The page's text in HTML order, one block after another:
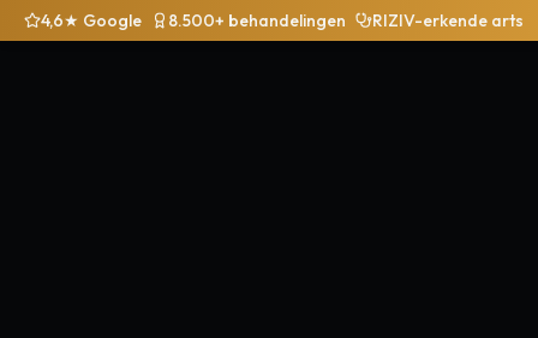
4,6★ Google 8.500+ behandelingen RIZIV-erkende arts